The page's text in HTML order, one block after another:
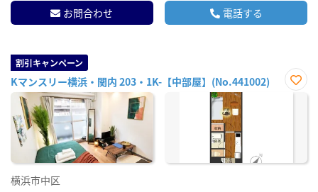
お問合わせ 電話する
割引キャンペーン
Kマンスリー横浜・関内 203・1K-【中部屋】(No.441002)
お気
横浜市中区